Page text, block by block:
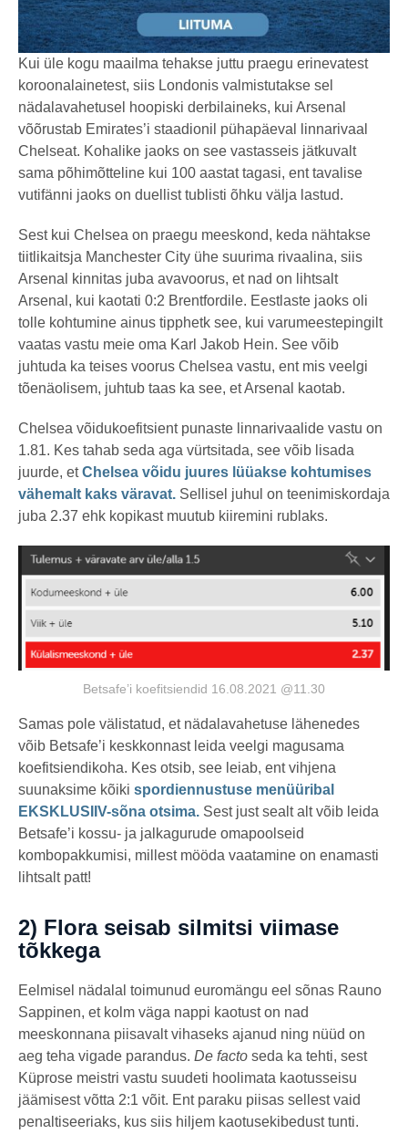
Kui üle kogu maailma tehakse juttu praegu erinevatest
koroonalainetest, siis Londonis valmistutakse sel
nädalavahetusel hoopiski derbilaineks, kui Arsenal
võõrustab Emirates’i staadionil pühapäeval linnarivaal
Chelseat. Kohalike jaoks on see vastasseis jätkuvalt
sama põhimõtteline kui 100 aastat tagasi, ent tavalise
vutifänni jaoks on duellist tublisti õhku välja lastud.
Sest kui Chelsea on praegu meeskond, keda nähtakse
tiitlikaitsja Manchester City ühe suurima rivaalina, siis
Arsenal kinnitas juba avavoorus, et nad on lihtsalt
Arsenal, kui kaotati 0:2 Brentfordile. Eestlaste jaoks oli
tolle kohtumine ainus tipphetk see, kui varumeestepingilt
vaatas vastu meie oma Karl Jakob Hein. See võib
juhtuda ka teises voorus Chelsea vastu, ent mis veelgi
tõenäolisem, juhtub taas ka see, et Arsenal kaotab.
Chelsea võidukoefitsient punaste linnarivaalide vastu on
1.81. Kes tahab seda aga vürtsitada, see võib lisada
juurde, etChelsea võidu juures lüüakse kohtumises
vähemalt kaks väravat. Sellisel juhul on teenimiskordaja
juba 2.37 ehk kopikast muutub kiiremini rublaks.
Betsafe’i koefitsiendid 16.08.2021 @11.30
Samas pole välistatud, et nädalavahetuse lähenedes
võib Betsafe’i keskkonnast leida veelgi magusama
koefitsiendikoha. Kes otsib, see leiab, ent vihjena
suunaksime kõiki spordiennustuse menüüribal
EKSKLUSIIV-sõna otsima. Sest just sealt alt võib leida
Betsafe’i kossu- ja jalkagurude omapoolseid
kombopakkumisi, millest mööda vaatamine on enamasti
lihtsalt patt!
2) Flora seisab silmitsi viimase
tõkkega
Eelmisel nädalal toimunud euromängu eel sõnas Rauno
Sappinen, et kolm väga nappi kaotust on nad
meeskonnana piisavalt vihaseks ajanud ning nüüd on
aeg teha vigade parandus. De facto seda ka tehti, sest
Küprose meistri vastu suudeti hoolimata kaotusseisu
jäämisest võtta 2:1 võit. Ent paraku piisas sellest vaid
penaltiseeriaks, kus siis hiljem kaotusekibedust tunti.